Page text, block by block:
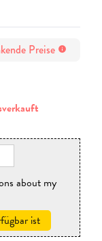
Preise info
about my
ist